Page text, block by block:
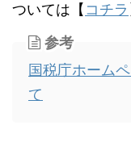
ついては【 コチラ
参考
国税庁ホーム
て